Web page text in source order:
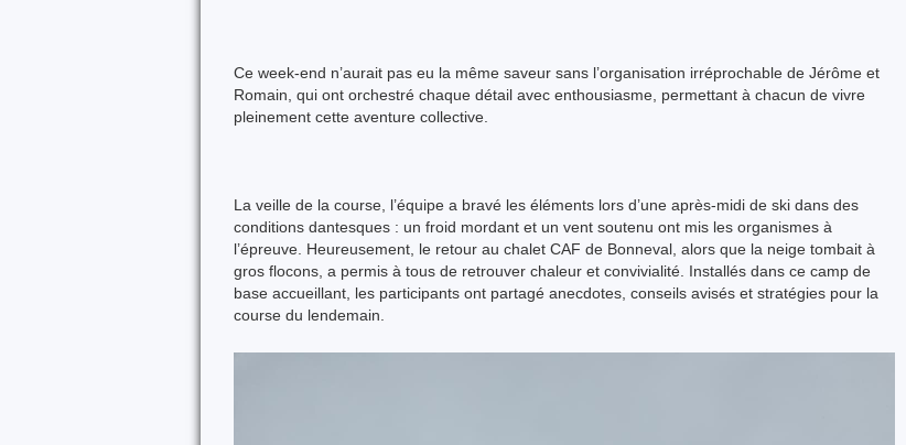
Ce week-end n’aurait pas eu la même saveur sans l’organisation irréprochable de Jérôme et
Romain, qui ont orchestré chaque détail avec enthousiasme, permettant à chacun de vivre
pleinement cette aventure collective.
La veille de la course, l’équipe a bravé les éléments lors d’une après-midi de ski dans des
conditions dantesques : un froid mordant et un vent soutenu ont mis les organismes à
l’épreuve. Heureusement, le retour au chalet CAF de Bonneval, alors que la neige tombait à
gros flocons, a permis à tous de retrouver chaleur et convivialité. Installés dans ce camp de
base accueillant, les participants ont partagé anecdotes, conseils avisés et stratégies pour la
course du lendemain.